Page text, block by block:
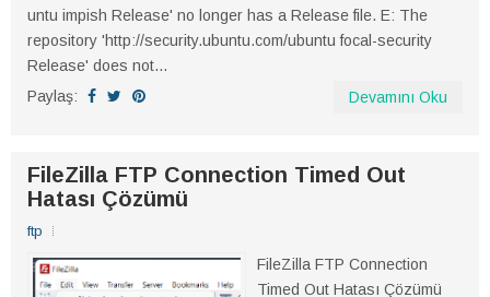
untu impish Release' no longer has a Release file. E: The
repository 'http://security.ubuntu.com/ubuntu focal-security
Release' does not...
Paylaş:
Devamını Oku
FileZilla FTP Connection Timed Out
Hatası Çözümü
ftp
FileZilla FTP Connection
Timed Out Hatası Çözümü